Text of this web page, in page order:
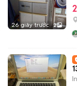
26 giây trước 2